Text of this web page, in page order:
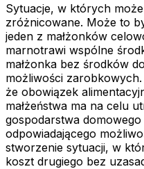
Sytuacje, w których
zróżnicowane. Może to
jeden z małżonków
marnotrawi wspólne
małżonka bez środków
możliwości
że obowiązek
małżeństwa ma na celu
gospodarstwa
odpowiadającego
stworzenie sytuacji, w
koszt drugiego bez